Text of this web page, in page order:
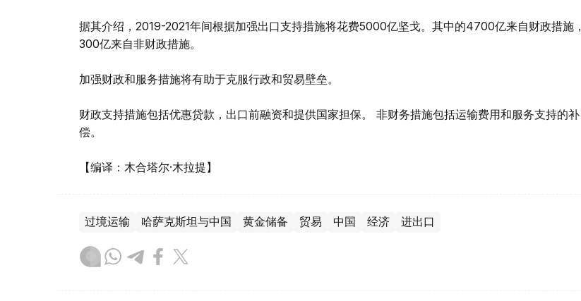
据其介绍，2019-2021年间根据加强出口支持措施将花费5000亿坚戈。其中的4700亿来自财政措施，
300亿来自非财政措施。
加强财政和服务措施将有助于克服行政和贸易壁垒。
财政支持措施包括优惠贷款，出口前融资和提供国家担保。 非财务措施包括运输费用和服务支持的补
偿。
【编译：木合塔尔·木拉提】
过境运输 哈萨克斯坦与中国 黄金储备 贸易 中国 经济 进出口